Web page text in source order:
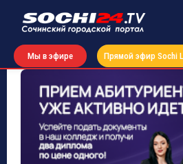
Мы в эфире Прямой эфир Sochi